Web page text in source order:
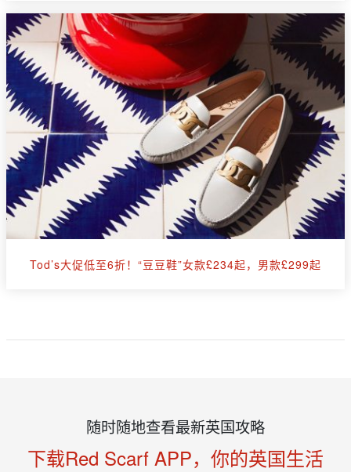
Tod’s大促低至6折！“豆豆鞋”女款£234起，男款£299起
随时随地查看最新英国攻略
下载Red Scarf APP，你的英国生活